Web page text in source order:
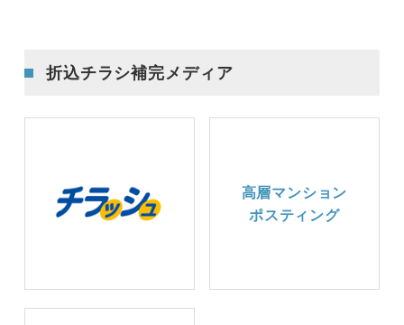
折込チラシ補完メディア
高層マンション
ポスティング